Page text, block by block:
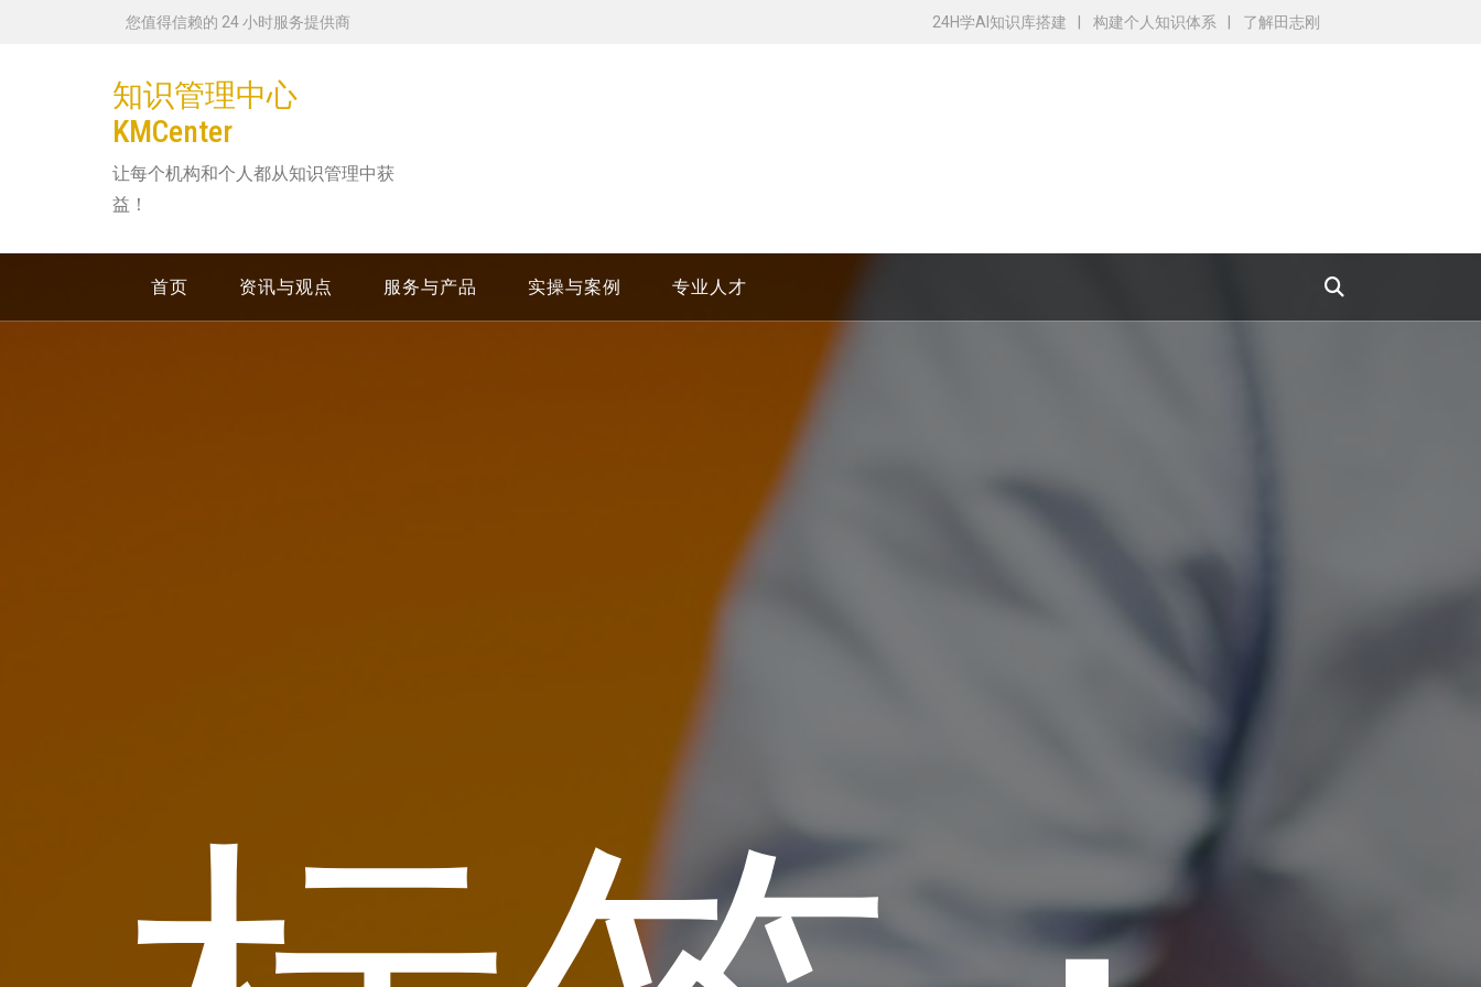
您值得信赖的 24 小时服务提供商 24H学AI知识库搭建 构建个人知识体系 了解田志刚
知识管理中心
KMCenter
让每个机构和个人都从知识管理中获
益！
首页 资讯与观点 服务与产品 实操与案例 专业人才